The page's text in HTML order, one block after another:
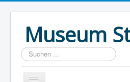
Museum
Suchen
...